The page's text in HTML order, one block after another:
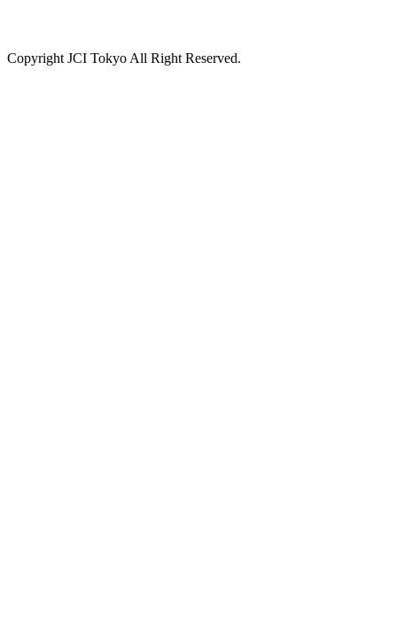
Copyright JCI Tokyo All Right Reserved.